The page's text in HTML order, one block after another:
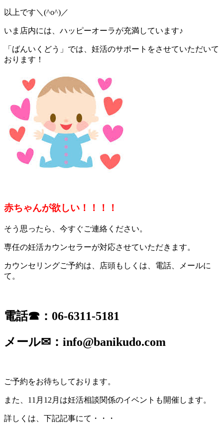
以上です＼(^o^)／
いま店内には、ハッピーオーラが充満しています♪
「ばんいくどう」では、妊活のサポートをさせていただいて
おります！
赤ちゃんが欲しい！！！！
そう思ったら、今すぐご連絡ください。
専任の妊活カウンセラーが対応させていただきます。
カウンセリングご予約は、店頭もしくは、電話、メールに
て。
電話☎：06-6311-5181
メール✉：info@banikudo.com
ご予約をお待ちしております。
また、11月12月は妊活相談関係のイベントも開催します。
詳しくは、下記記事にて・・・